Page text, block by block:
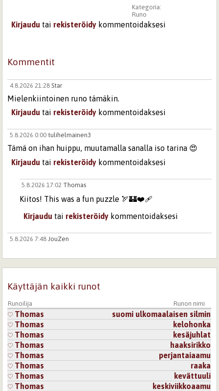
Kategoria:
Runo
Kirjaudu tai rekisteröidy kommentoidaksesi
Kommentit
4.8.2026 21:28 Star
Mielenkiintoinen runo tämäkin.
Kirjaudu tai rekisteröidy kommentoidaksesi
5.8.2026 0:00 tulihelmainen3
Tämä on ihan huippu, muutamalla sanalla iso tarina 😍
Kirjaudu tai rekisteröidy kommentoidaksesi
5.8.2026 17:02 Thomas
Kiitos! This was a fun puzzle 🏹🏰❤️‍🩹
Kirjaudu tai rekisteröidy kommentoidaksesi
5.8.2026 7:48 JouZen
Kirjaudutairekisteröidykommentoidaksesi
5.8.2026 20:15 IsoLate
Taitavaa :)
Kirjaudutai kommentoidaksesi
Käyttäjän kaikki runot
Runoilija Runon nimi
Thomas
suomi ulkomaalaisen silmin
Thomas
kelohonka
Thomas
kesäjuhlat
Thomas
haaksirikko
Thomas
perjantaiaamu
Thomas
raaka
Thomas
kevättuuli
Thomas
keskiviikkoaamu